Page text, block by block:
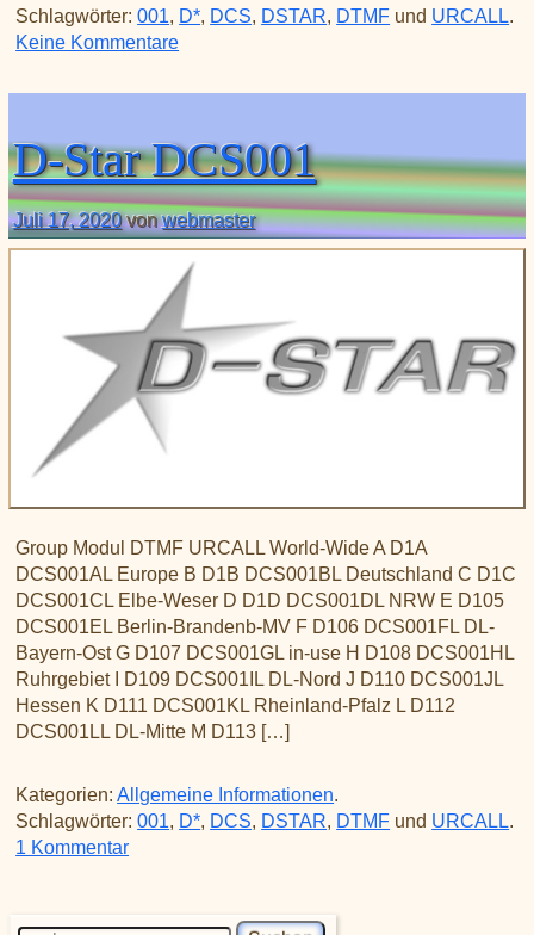
Schlagwörter: 001, D*, DCS, DSTAR, DTMF und URCALL.
Keine Kommentarezu D-Star DCS002
D-Star DCS001
Juli 17, 2020 vonwebmaster
Group Modul DTMF URCALL World-Wide A D1A
DCS001AL Europe B D1B DCS001BL Deutschland C D1C
DCS001CL Elbe-Weser D D1D DCS001DL NRW E D105
DCS001EL Berlin-Brandenb-MV F D106 DCS001FL DL-
Bayern-Ost G D107 DCS001GL in-use H D108 DCS001HL
Ruhrgebiet I D109 DCS001IL DL-Nord J D110 DCS001JL
Hessen K D111 DCS001KL Rheinland-Pfalz L D112
DCS001LL DL-Mitte M D113 […]
Kategorien: Allgemeine Informationen.
Schlagwörter: 001, D*, DCS, DSTAR, DTMF und URCALL.
1 Kommentarzu D-Star DCS001